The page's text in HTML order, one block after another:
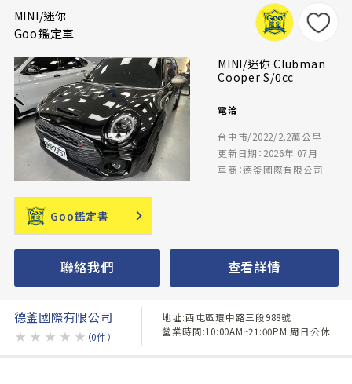
MINI/迷你
Goo鑑定車
MINI/迷你 Clubman
Cooper S/0cc
電洽
台中市/2022/2.2萬公里
更新日期：2026年 07月
車商：德釜國際有限公司
Goo鑑定書
聯絡我們 查看詳情
德釜國際有限公司
★ ★ ★ ★ ★ （0件）
地址:西屯區環中路三段988號
營業時間:10:00AM~21:00PM 周日公休